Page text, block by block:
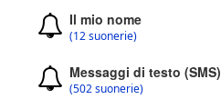
Il mio nome
(12 suonerie)
Messaggi di testo (SMS)
(502 suonerie)